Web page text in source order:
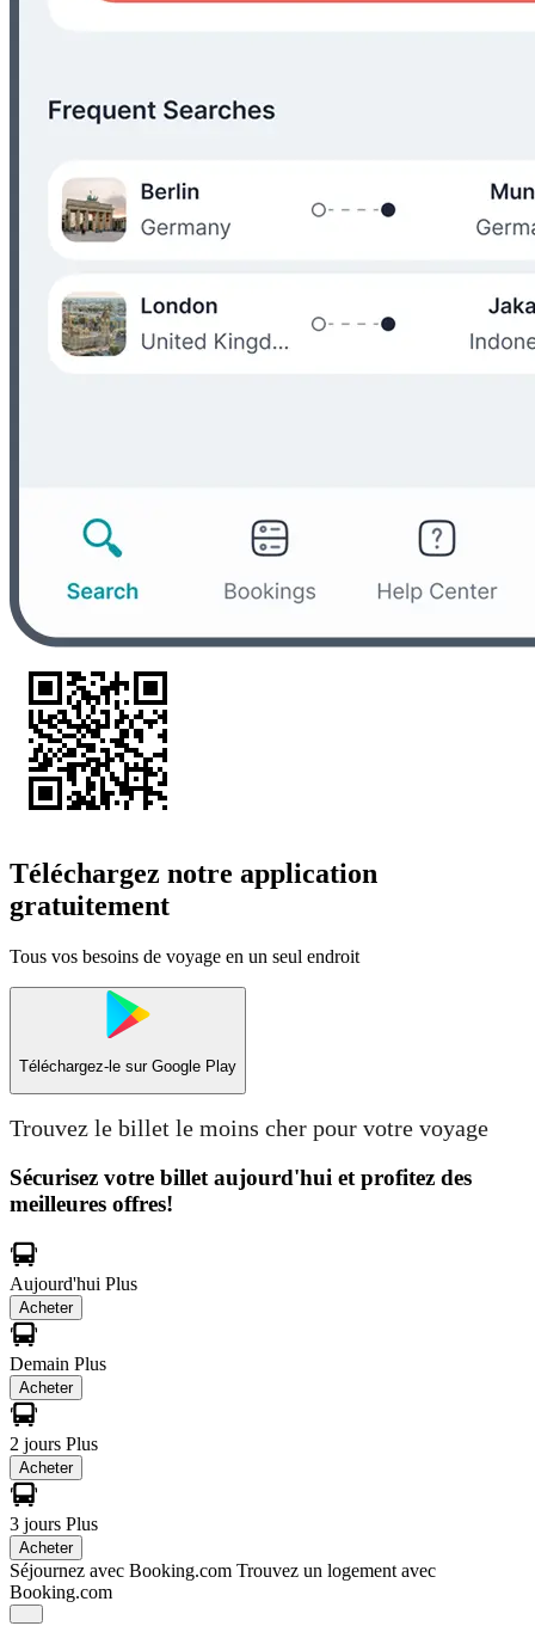
Téléchargez notre application
gratuitement
Tous vos besoins de voyage en un seul endroit
Téléchargez-le sur Google Play
Trouvez le billet le moins cher pour votre voyage
Sécurisez votre billet aujourd'hui et profitez des
meilleures offres!
Aujourd'hui Plus
Acheter
Demain Plus
Acheter
2 jours Plus
Acheter
3 jours Plus
Acheter
Séjournez avec Booking.com Trouvez un logement avec
Booking.com